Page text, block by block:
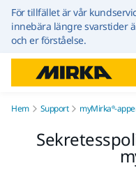
För tillfället är vår
innebära längre svarstider
och er förståelse.
Hem Support myMirka®-